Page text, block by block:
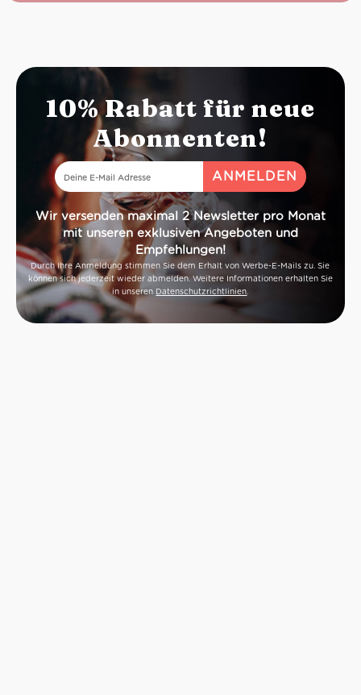
10% Rabatt für neue
Abonnenten!
Wir versenden maximal 2 Newsletter pro Monat
mit unseren exklusiven Angeboten und
Empfehlungen!
Durch Ihre Anmeldung stimmen Sie dem Erhalt von Werbe-E-Mails zu. Sie
können sich jederzeit wieder abmelden. Weitere Informationen erhalten Sie
in unseren Datenschutzrichtlinien